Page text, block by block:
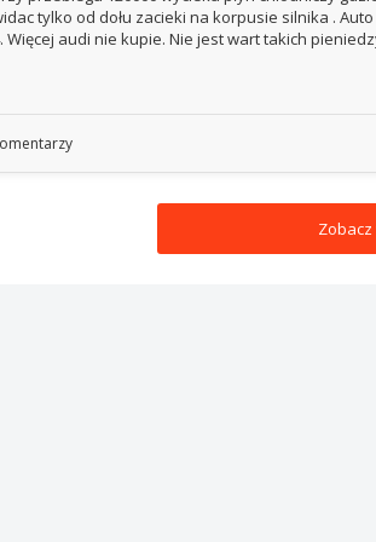
tylko od dołu zacieki na korpusie silnika .
Więcej audi nie kupie. Nie jest wart takich